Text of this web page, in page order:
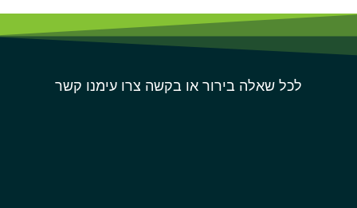
לכל שאלה בירור או בקשה צרו עימנו קשר